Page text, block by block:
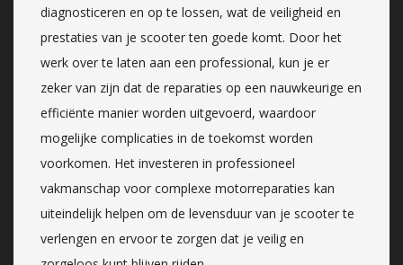
diagnosticeren en op te lossen, wat de veiligheid en
prestaties van je scooter ten goede komt. Door het
werk over te laten aan een professional, kun je er
zeker van zijn dat de reparaties op een nauwkeurige en
efficiënte manier worden uitgevoerd, waardoor
mogelijke complicaties in de toekomst worden
voorkomen. Het investeren in professioneel
vakmanschap voor complexe motorreparaties kan
uiteindelijk helpen om de levensduur van je scooter te
verlengen en ervoor te zorgen dat je veilig en